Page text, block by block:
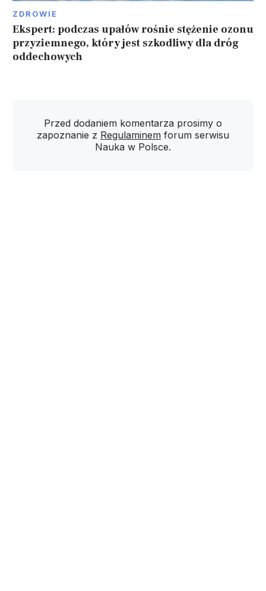
ZDROWIE
Ekspert: podczas upałów rośnie stężenie ozonu
przyziemnego, który jest szkodliwy dla dróg
oddechowych
Przed dodaniem komentarza prosimy o
zapoznanie z Regulaminem forum serwisu
Nauka w Polsce.